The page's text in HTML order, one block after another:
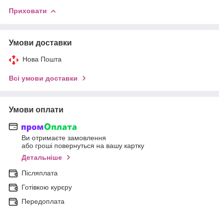
Приховати
Умови доставки
Нова Пошта
Всі умови доставки
Умови оплати
Ви отримаєте замовлення
або гроші повернуться на вашу картку
Детальніше
Післяплата
Готівкою курєру
Передоплата